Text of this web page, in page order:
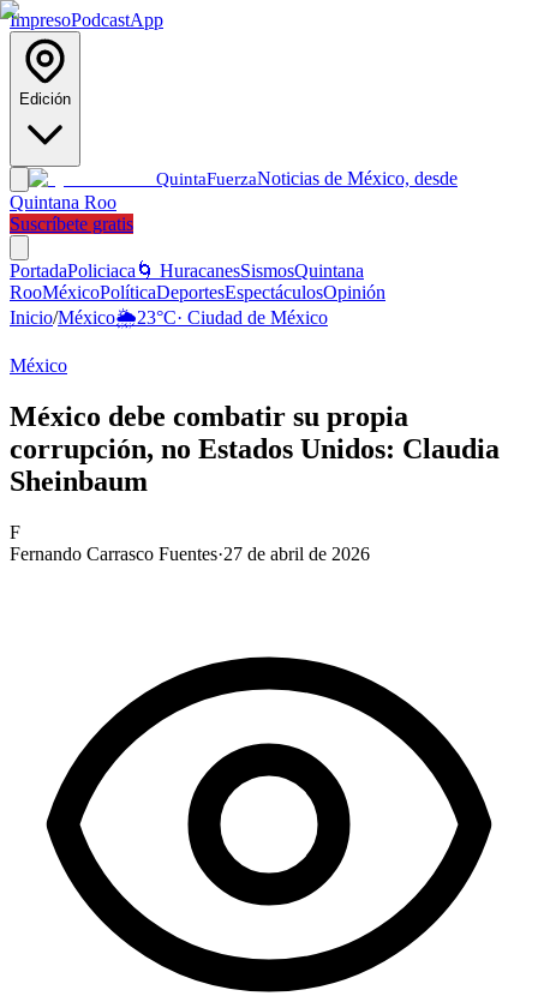
ImpresoPodcastApp
Edición
QuintaFuerzaNoticias de México, desde
Quintana Roo
Suscríbete gratis
PortadaPoliciaca 🌀 HuracanesSismosQuintana
RooMéxicoPolíticaDeportesEspectáculosOpinión
Inicio/México🌦️23°C· Ciudad de México
México
México debe combatir su propia
corrupción, no Estados Unidos: Claudia
Sheinbaum
F
Fernando Carrasco Fuentes·27 de abril de 2026